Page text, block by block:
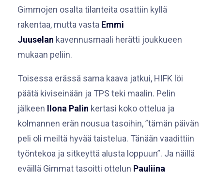
Gimmojen osalta tilanteita osattiin kyllä
rakentaa, mutta vasta Emmi
Juuselan kavennusmaali herätti joukkueen
mukaan peliin.
Toisessa erässä sama kaava jatkui, HIFK löi
päätä kiviseinään ja TPS teki maalin. Pelin
jälkeen Ilona Palin kertasi koko ottelua ja
kolmannen erän nousua tasoihin, ”tämän päivän
peli oli meiltä hyvää taistelua. Tänään vaadittiin
työntekoa ja sitkeyttä alusta loppuun”. Ja näillä
eväillä Gimmat tasoitti ottelun Pauliina